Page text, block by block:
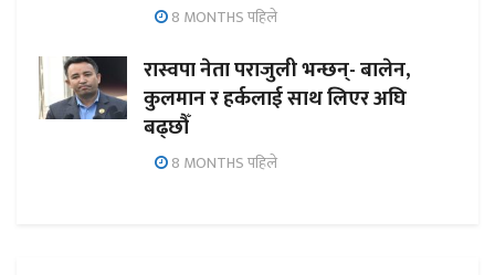
8 MONTHS पहिले
रास्वपा नेता पराजुली भन्छन्- बालेन,
कुलमान र हर्कलाई साथ लिएर अघि
बढ्छौँ
8 MONTHS पहिले